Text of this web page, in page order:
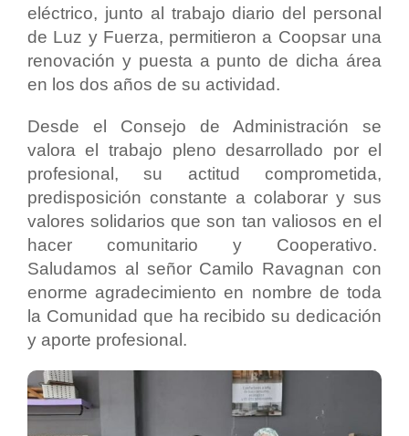
eléctrico, junto al trabajo diario del personal
de Luz y Fuerza, permitieron a Coopsar una
renovación y puesta a punto de dicha área
en los dos años de su actividad.
Desde el Consejo de Administración se
valora el trabajo pleno desarrollado por el
profesional, su actitud comprometida,
predisposición constante a colaborar y sus
valores solidarios que son tan valiosos en el
hacer comunitario y Cooperativo.
Saludamos al señor Camilo Ravagnan con
enorme agradecimiento en nombre de toda
la Comunidad que ha recibido su dedicación
y aporte profesional.